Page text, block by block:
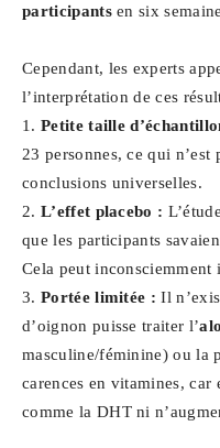
participantsen six
Cependant, les experts
l’interprétation de ces
1. Petite taille
23 personnes, ce qui
conclusions universelles.
2. L’effet placebo :
que les participants
Cela peut inconsciemment
3. Portée limitée : Il
d’oignon puisse traiter l’
masculine/féminine) ou la
carences en vitamines, car
comme la DHT ni